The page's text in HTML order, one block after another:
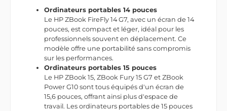
Ordinateurs portables 14 pouces
Le HP ZBook FireFly 14 G7, avec un écran de 14
pouces, est compact et léger, idéal pour les
professionnels souvent en déplacement. Ce
modèle offre une portabilité sans compromis
sur les performances.
Ordinateurs portables 15 pouces
Le HP ZBook 15, ZBook Fury 15 G7 et ZBook
Power G10 sont tous équipés d'un écran de
15,6 pouces, offrant ainsi plus d'espace de
travail. Les ordinateurs portables de 15 pouces